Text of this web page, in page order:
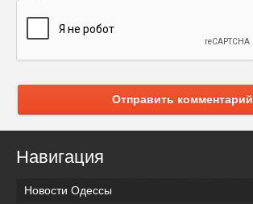
Отправить комментарий
Навигация
Новости Одессы